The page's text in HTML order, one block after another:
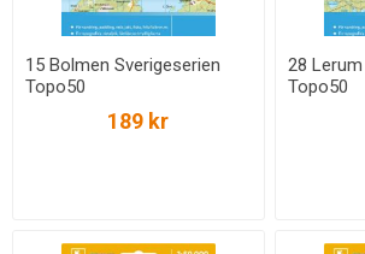
15 Bolmen Sverigeserien
Topo50
189 kr
28
Topo50